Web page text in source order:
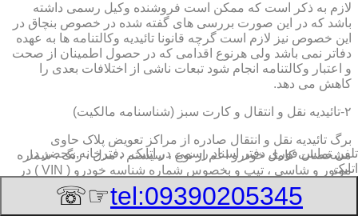
لازم به ذکر است که ممکن است فروشنده وکیل رسمی داشته
باشد که در این صورت بررسی های گفته شده در خصوص بنچاق در
این خصوص نیز لازم است گرچه قانونا تائیدیه وکالتنامه ها به عهده
دفاتر نمی باشد ولی هرنوع اقدامی که در حصول اطمینان از صحت
و اعتبار وکالتنامه انجام شود تبعات ناشی از اختلافات بعدی را
کاهش می دهد.
۲-تائیدیه نقل و انتقال و کارت سبز (شناسنامه مالکیت)
برگ تائیدیه نقل و انتقال صادره از مراکز تعویض پلاک حاوی
مشخصات کامل خودرو اعم از نوع ، سیستم ، مدل ، رنگ ، شماره
موتور و شاسی ، تیپ و بخصوس شماره شناسه خودرو ( VIN ) در
صدر صفحه و مشخصات فروشنده و خریدار اعم از مشخصات
سجلی و شماره ملی و کدپستی و آدرس و شماره انتظامی
تلفن تماس فوری دفتر اسناد رسمی در اتابک, دفترخانه,محضر در
اتابک
tel:09390205345
☞☏